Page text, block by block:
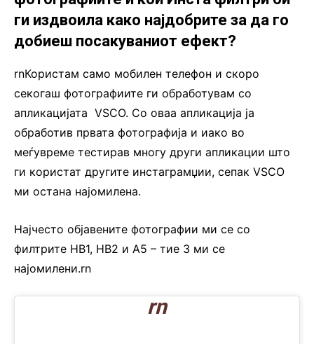
ги издвоила како најдобрите за да го
добиеш посакуваниот ефект?
rnКористам само мобилен телефон и скоро
секогаш фотографиите ги обработувам со
апликацијата VSCO. Со оваа апликација ја
обработив првата фотографија и иако во
меѓувреме тестирав многу други апликации што
ги користат другите инстаграмџии, сепак VSCO
ми остана најомилена.
Најчесто објавените фотографии ми се со
филтрите HB1, HB2 и А5 – тие 3 ми се
најомилени.rn
rn